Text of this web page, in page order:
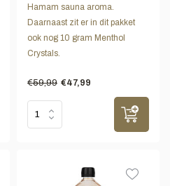
Hamam sauna aroma.
Daarnaast zit er in dit pakket
ook nog 10 gram Menthol
Crystals.
€59,99 €47,99